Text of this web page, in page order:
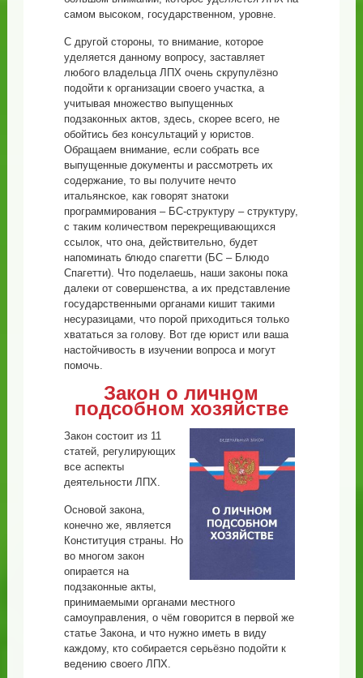
самом высоком, государственном, уровне.
С другой стороны, то внимание, которое
уделяется данному вопросу, заставляет
любого владельца ЛПХ очень скрупулёзно
подойти к организации своего участка, а
учитывая множество выпущенных
подзаконных актов, здесь, скорее всего, не
обойтись без консультаций у юристов.
Обращаем внимание, если собрать все
выпущенные документы и рассмотреть их
содержание, то вы получите нечто
итальянское, как говорят знатоки
программирования – БС-структуру – структуру,
с таким количеством перекрещивающихся
ссылок, что она, действительно, будет
напоминать блюдо спагетти (БС – Блюдо
Спагетти). Что поделаешь, наши законы пока
далеки от совершенства, а их представление
государственными органами кишит такими
несуразицами, что порой приходиться только
хвататься за голову. Вот где юрист или ваша
настойчивость в изучении вопроса и могут
помочь.
Закон о личном
подсобном хозяйстве
Закон состоит из 11
статей, регулирующих
все аспекты
деятельности ЛПХ.
Основой закона,
конечно же, является
Конституция страны. Но
во многом закон
опирается на
подзаконные акты,
принимаемыми органами местного
самоуправления, о чём говорится в первой же
статье Закона, и что нужно иметь в виду
каждому, кто собирается серьёзно подойти к
ведению своего ЛПХ.